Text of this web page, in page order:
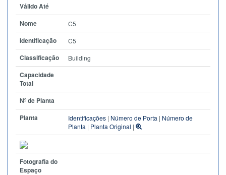
Válido Até
Nome
C5
Identificação C5
Classificação Building
Capacidade
Total
Nº de Planta
Planta
Identificações | Número de Porta | Número de
Planta | Planta Original |
Fotografia do
Espaço